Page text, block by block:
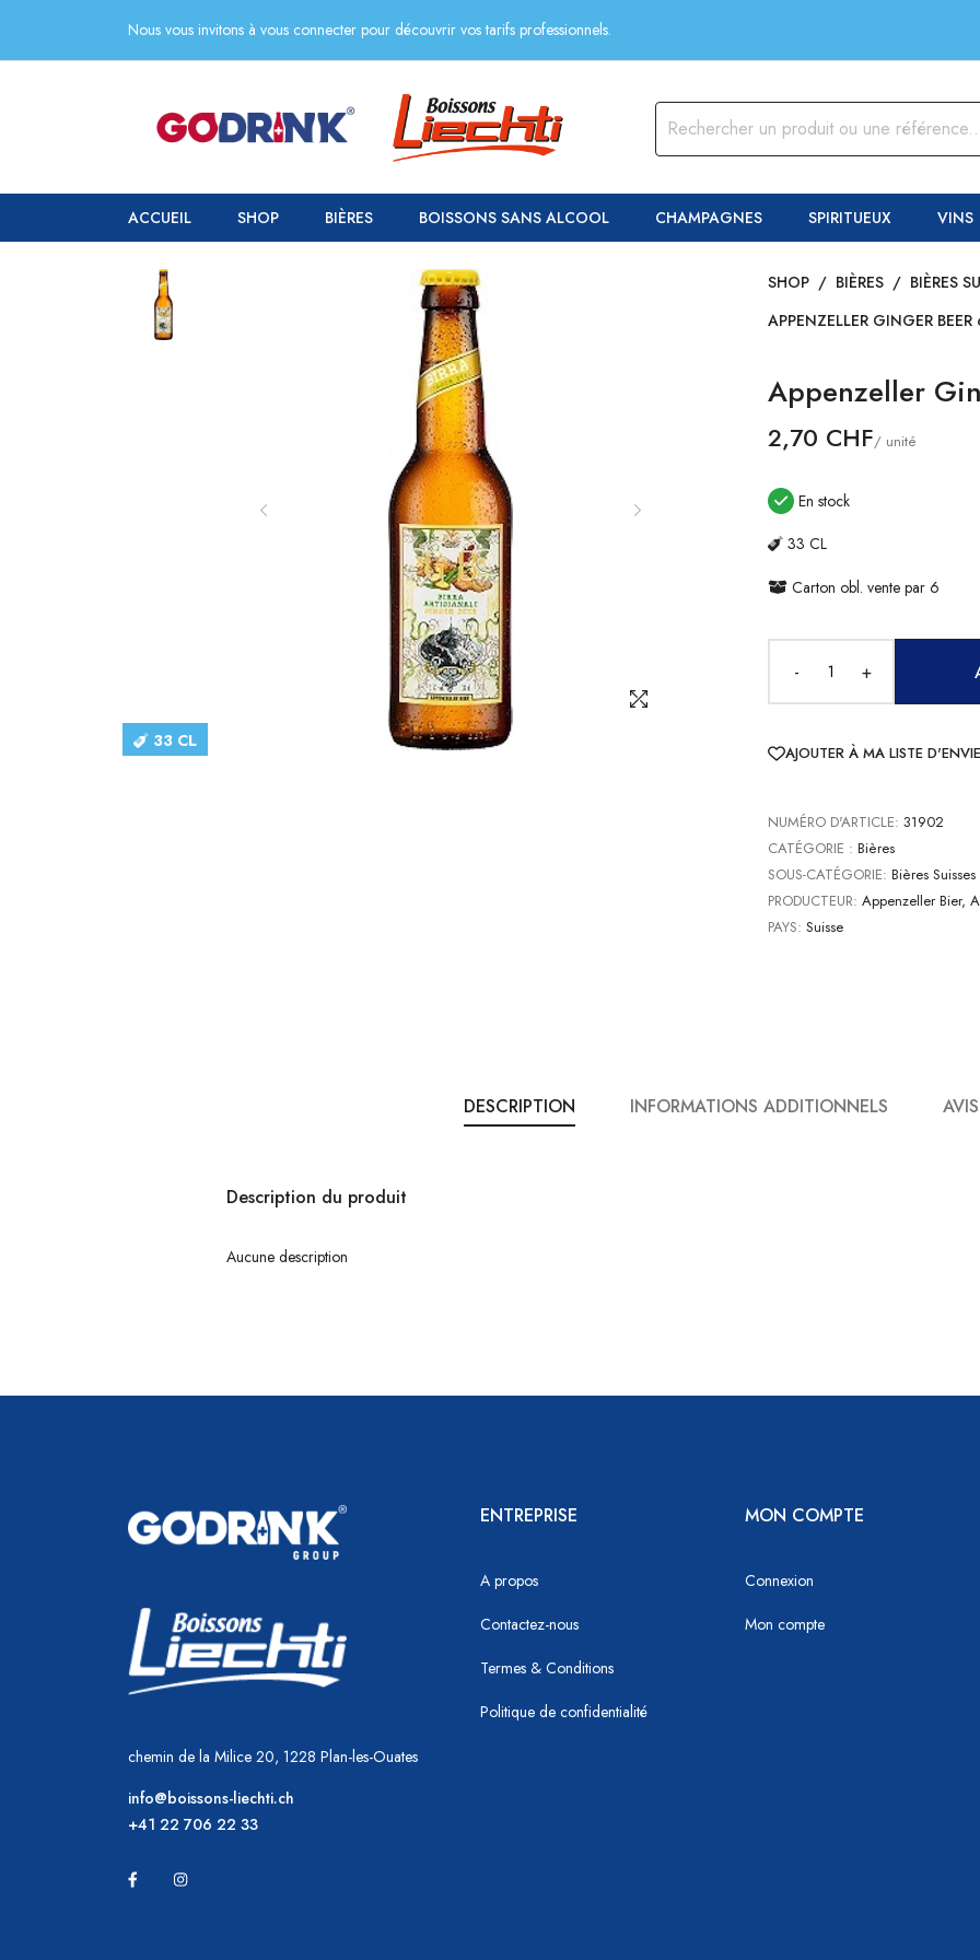
Nous vous invitons à vous connecter pour découvrir vos tarifs professionnels.
ACCUEIL SHOP BIÈRES BOISSONS SANS ALCOOL CHAMPAGNES SPIRITUEUX VINS
33 CL
SHOP / BIÈRES / BIÈRES
APPENZELLER GINGER
Appenzeller
2,70 CHF/ unité
En stock
33 CL
Carton obl. vente par 6
- +
AJOUTER À MA LISTE D'ENVIE
NUMÉRO D'ARTICLE: 31902
CATÉGORIE : Bières
SOUS-CATÉGORIE: Bières
PRODUCTEUR: Appenzeller Bier,
PAYS: Suisse
DESCRIPTION INFORMATIONS ADDITIONNELS
Description du produit
Aucune description
chemin de la Milice 20, 1228 Plan-les-Ouates
info@boissons-liechti.ch
+41 22 706 22 33
ENTREPRISE
A propos
Contactez-nous
Termes & Conditions
Politique de confidentialité
MON COMPTE
Connexion
Mon compte